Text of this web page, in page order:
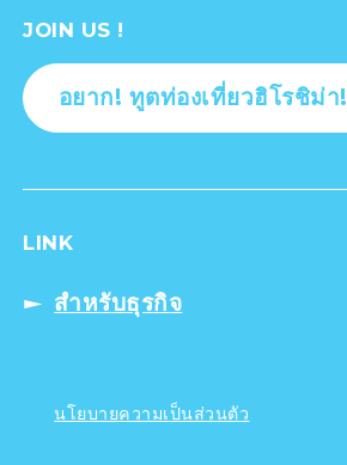
JOIN US !
อยาก! ทูตท่องเที่ยวฮิโรชิม่า!
LINK
สำหรับธุรกิจ
นโยบายความเป็นส่วนตัว